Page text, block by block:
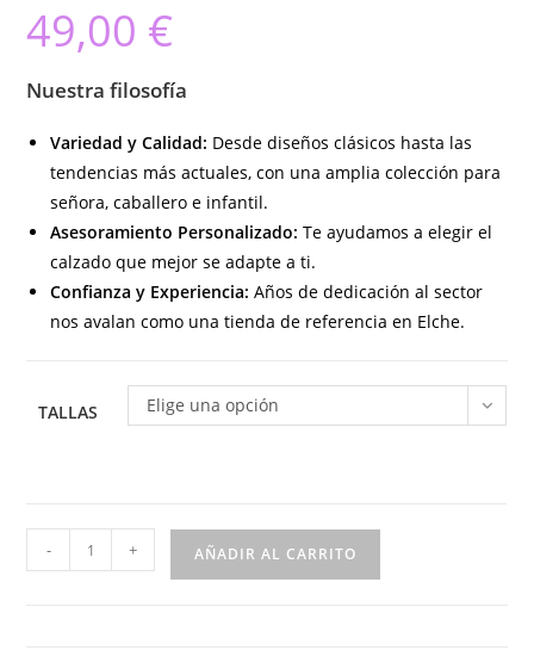
49,00 €
Nuestra filosofía
Variedad y Calidad: Desde diseños clásicos hasta las
tendencias más actuales, con una amplia colección para
señora, caballero e infantil.
Asesoramiento Personalizado: Te ayudamos a elegir el
calzado que mejor se adapte a ti.
Confianza y Experiencia: Años de dedicación al sector
nos avalan como una tienda de referencia en Elche.
TALLAS Elige una opción
126-
- + AÑADIR AL CARRITO